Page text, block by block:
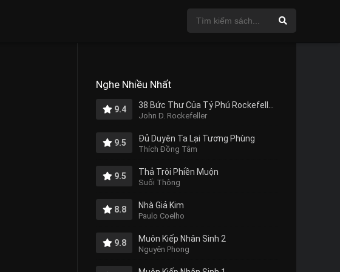
Nghe Nhiều Nhất
9.4
John D. Rockefeller
9.5 Đủ Duyên Ta Lại Tương Phùng
Thích Đồng Tâm
9.5 Thả Trôi Phiền Muộn
Suối Thông
8.8 Nhà Giả Kim
Paulo Coelho
9.8 Muôn Kiếp Nhân Sinh 2
Nguyên Phong